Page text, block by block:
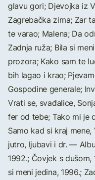
glavu gori; Djevojka iz
Zagrebačka zima; Zar
te varao; Malena; Da
Zadnja ruža; Bila si
prozora; Kako sam te
bih lagao i krao;
Gospodine generale;
Vrati se, svađalice,
fer od tebe; Tako mi je
Samo kad si kraj
jutro, ljubavi i dr. —
1992.; Čovjek s dušom,
si meni jedina, 1996.;